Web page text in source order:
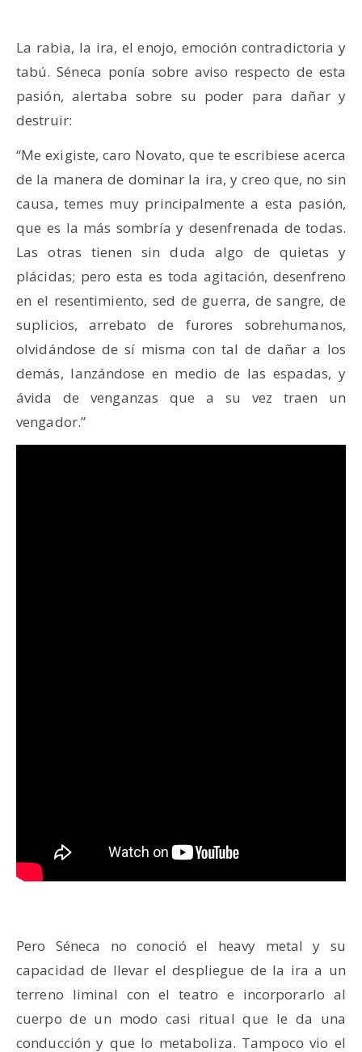
La rabia, la ira, el enojo, emoción contradictoria y
tabú. Séneca ponía sobre aviso respecto de esta
pasión, alertaba sobre su poder para dañar y
destruir:
“Me exigiste, caro Novato, que te escribiese acerca
de la manera de dominar la ira, y creo que, no sin
causa, temes muy principalmente a esta pasión,
que es la más sombría y desenfrenada de todas.
Las otras tienen sin duda algo de quietas y
plácidas; pero esta es toda agitación, desenfreno
en el resentimiento, sed de guerra, de sangre, de
suplicios, arrebato de furores sobrehumanos,
olvidándose de sí misma con tal de dañar a los
demás, lanzándose en medio de las espadas, y
ávida de venganzas que a su vez traen un
vengador.”
Pero Séneca no conoció el heavy metal y su
capacidad de llevar el despliegue de la ira a un
terreno liminal con el teatro e incorporarlo al
cuerpo de un modo casi ritual que le da una
conducción y que lo metaboliza. Tampoco vio el